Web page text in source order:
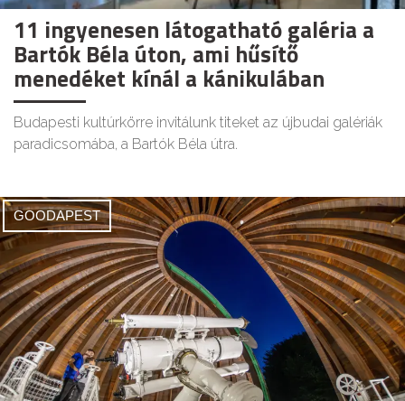
11 ingyenesen látogatható galéria a
Bartók Béla úton, ami hűsítő
menedéket kínál a kánikulában
Budapesti kultúrkörre invitálunk titeket az újbudai galériák
paradicsomába, a Bartók Béla útra.
GOODAPEST